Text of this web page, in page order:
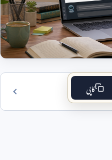
کاپی